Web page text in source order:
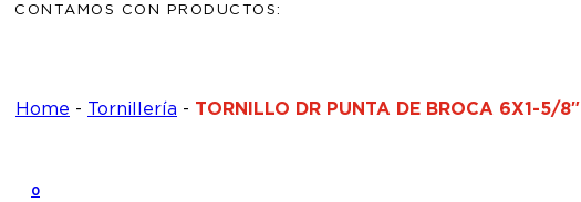
CONTAMOS CON PRODUCTOS:
Home - Tornillería - TORNILLO DR PUNTA DE BROCA 6X1-5/8″
0